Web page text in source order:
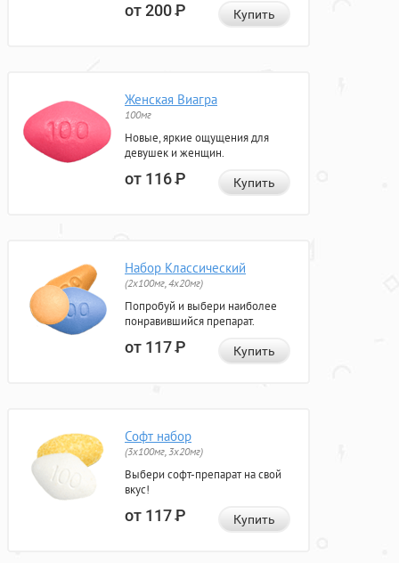
от 200Р Купить
Женская Виагра
100мг
Новые, яркие ощущения для
девушек и женщин.
от 116Р Купить
Набор Классический
(2x100мг, 4x20мг)
Попробуй и выбери наиболее
понравившийся препарат.
от 117Р Купить
Софт набор
(3x100мг, 3x20мг)
Выбери софт-препарат на свой
вкус!
от 117Р Купить